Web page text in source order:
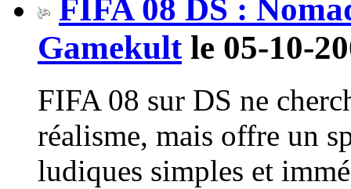
FIFA 08 DS :
Gamekultle 05-10-
FIFA 08 sur DS ne
réalisme, mais offre un
ludiques simples et